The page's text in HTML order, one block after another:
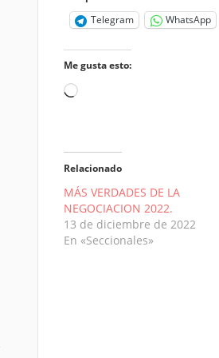
Telegram
WhatsApp
Me gusta esto:
Cargando...
Relacionado
MÁS VERDADES DE LA
NEGOCIACION 2022.
13 de diciembre de 2022
En «Seccionales»